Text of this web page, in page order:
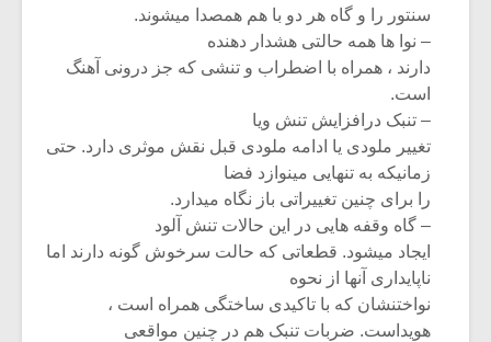
سنتور را و گاه هر دو با هم همصدا میشوند.
– نوا ها همه حالتی هشدار دهنده
دارند ، همراه با اضطراب و تنشی که جز درونی آهنگ
است.
– تنبک درافزایش تنش ویا
تغییر ملودی یا ادامه ملودی قبل نقش موثری دارد. حتی
زمانیکه به تنهایی مینوازد فضا
را برای چنین تغییراتی باز نگاه میدارد.
– گاه وقفه هایی در این حالات تنش آلود
ایجاد میشود. قطعاتی که حالت سرخوش گونه دارند اما
ناپایداری آنها از نحوه
نواختنشان که با تاکیدی ساختگی همراه است ،
هویداست. ضربات تنبک هم در چنین مواقعی
میکلوش روژا
یادداشتی بر موسیقی
متن فیلم «متری
شیش و نیم»
موریس ژار
دوره